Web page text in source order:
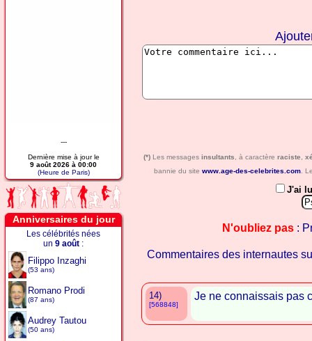
---
Dernière mise à jour le
9 août 2026 à 00:00
(Heure de Paris)
Anniversaires du jour
Les célébrités nées
un 9 août :
Filippo Inzaghi
(53 ans)
Romano Prodi
(87 ans)
Audrey Tautou
(50 ans)
(*) Les messages insultants , à caractère raciste
bannie du site www.age-des-celebrites.com.
J'ai
N'oubliez pas :
Commentaires des internautes
14)
[568848]
Je ne connaissais pas